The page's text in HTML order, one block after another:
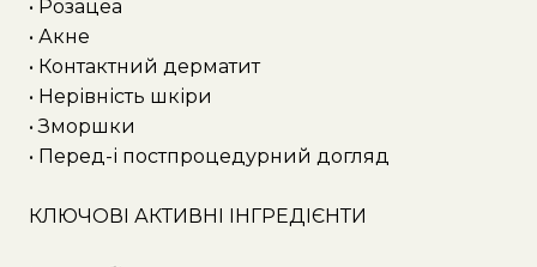
• Розацеа
• Акне
• Контактний дерматит
• Нерівність шкіри
• Зморшки
• Перед-і постпроцедурний догляд
КЛЮЧОВІ АКТИВНІ ІНГРЕДІЄНТИ